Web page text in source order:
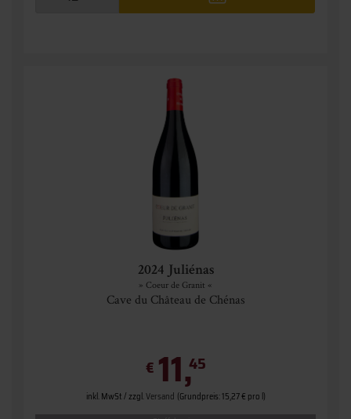
2024 Juliénas
» Coeur de Granit «
Cave du Château de Chénas
€ 11,45
inkl. MwSt. / zzgl.Versand (Grundpreis: 15,27 € pro l)